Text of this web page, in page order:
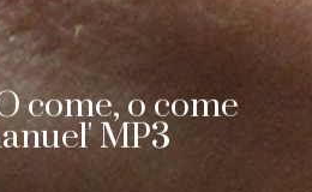
come, o come
MP3